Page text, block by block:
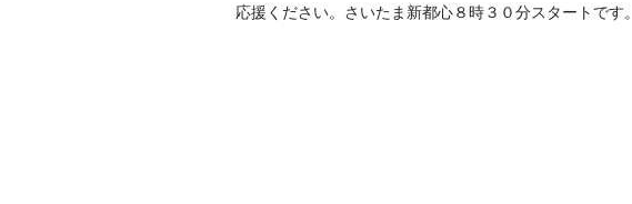
応援ください。さいたま新都心８時３０分スタートです。